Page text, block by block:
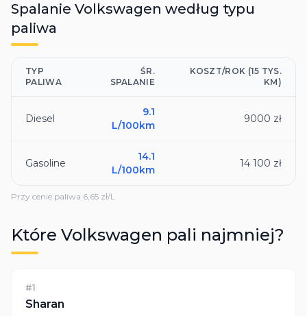
Spalanie Volkswagen według typu
paliwa
TYP
PALIWA
ŚR.
SPALANIE
KOSZT/ROK (15 TYS.
KM)
Diesel
9.1
L/100km
9000 zł
Gasoline
14.1
L/100km
14 100 zł
Przy cenie paliwa 6,65 zł/L
Które Volkswagen pali najmniej?
#1
Sharan